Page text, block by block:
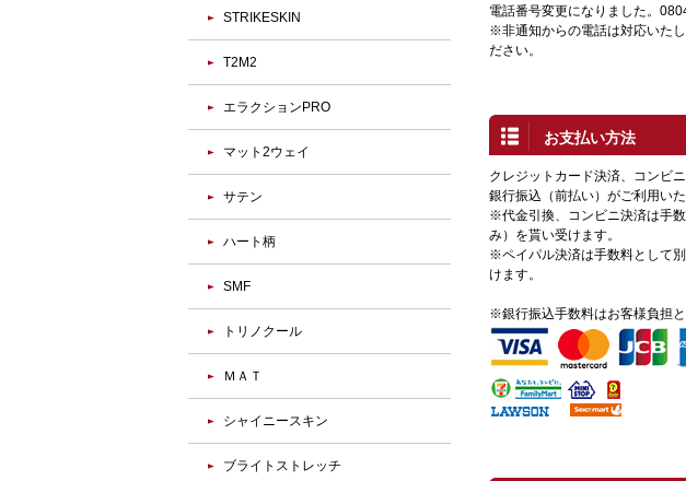
電話番号変更になりました。
※非通知からの電話は対応いた
ださい。
お支払い方法
クレジットカード決済、コンビ
銀行振込（前払い）がご利用いた
※代金引換、コンビニ決済は手
み）を貰い受けます。
※ペイパル決済は手数料として
けます。
※銀行振込手数料はお客様負担と
STRIKESKIN
T2M2
エラクションPRO
マット2ウェイ
サテン
ハート柄
SMF
トリノクール
ＭＡＴ
シャイニースキン
ブライトストレッチ